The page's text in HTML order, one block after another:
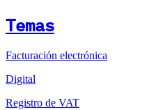
Temas
Facturación electrónica
Digital
Registro de VAT